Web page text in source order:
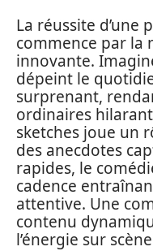
La réussite d’une
commence par la
innovante.
dépeint le
surprenant,
ordinaires
sketches joue un
des anecdotes
rapides, le
cadence
attentive. Une
contenu
l’énergie sur